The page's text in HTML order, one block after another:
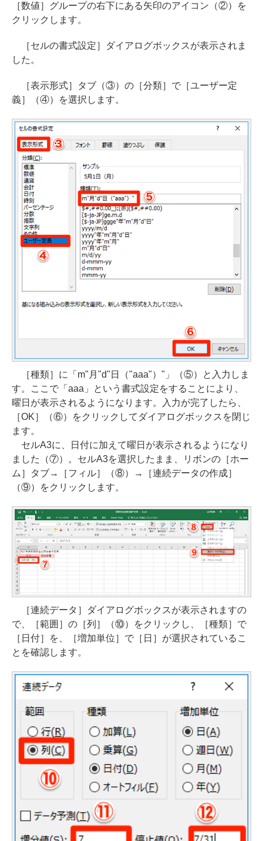
［数値］グループの右下にある矢印のアイコン（②）を
クリックします。
［セルの書式設定］ダイアログボックスが表示されま
した。
［表示形式］タブ（③）の［分類］で［ユーザー定
義］（④）を選択します。
［種類］に「m"月"d"日（"aaa"）"」（⑤）と入力しま
す。ここで「aaa」という書式設定をすることにより、
曜日が表示されるようになります。入力が完了したら、
［OK］（⑥）をクリックしてダイアログボックスを閉じ
ます。
セルA3に、日付に加えて曜日が表示されるようになり
ました（⑦）。セルA3を選択したまま、リボンの［ホー
ム］タブ→［フィル］（⑧）→［連続データの作成］
（⑨）をクリックします。
［連続データ］ダイアログボックスが表示されますの
で、［範囲］の［列］（⑩）をクリックし、［種類］で
［日付］を、［増加単位］で［日］が選択されているこ
とを確認します。